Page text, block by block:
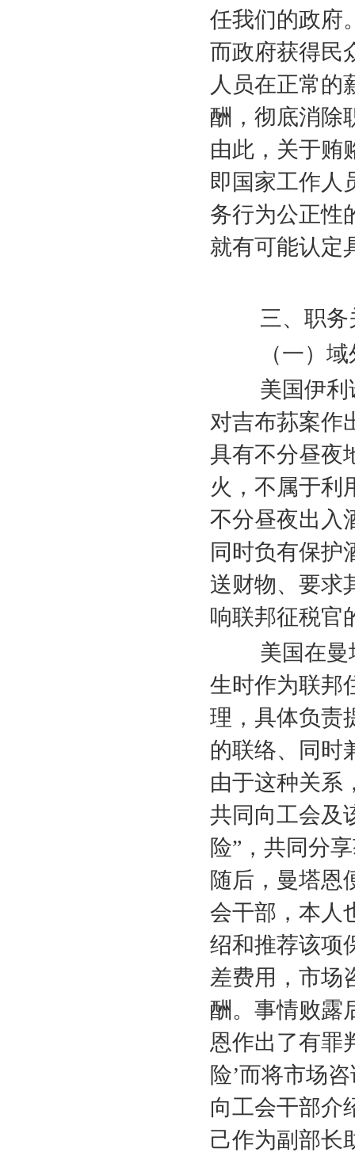
任我们的政府
而政府获得民
人员在正常的
酬，彻底消除
由此，关于贿
即国家工作人
务行为公正性
就有可能认定
三、职务
（一）域
美国伊利诺
对吉布荪案作
具有不分昼夜
火，不属于利
不分昼夜出入
同时负有保护
送财物、要求
响联邦征税官
美国在曼塔
生时作为联邦
理，具体负责
的联络、同时
由于这种关系
共同向工会及
险”，共同分
随后，曼塔恩
会干部，本人
绍和推荐该项
差费用，市场
酬。事情败露
恩作出了有罪
险’而将市场
向工会干部介
己作为副部长